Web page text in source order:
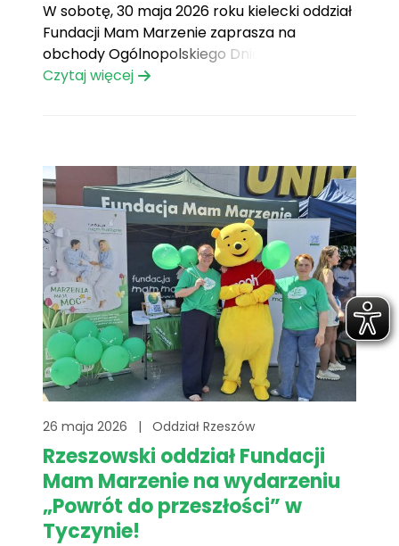
W sobotę, 30 maja 2026 roku kielecki oddział
Fundacji Mam Marzenie zaprasza na
obchody Ogólnopolskiego Dnia Marzeń,
którego celem jest uświadomienie
największym parku rozrywki i miniatur w
Polsce- Sabat Krajno godzinach od 10.00 do
15.00.[...]
Czytaj więcej
26 maja 2026 | Oddział Rzeszów
Rzeszowski oddział Fundacji
Mam Marzenie na wydarzeniu
„Powrót do przeszłości” w
Tyczynie!